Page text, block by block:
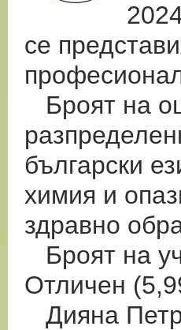
се
Броят на
български
химия и
здравно
Броят на
Отличен
Дияна